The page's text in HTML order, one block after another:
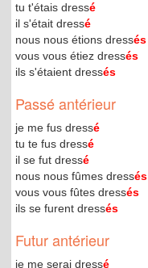
tu t'étais dressé
il s'était dressé
nous nous étions dressés
vous vous étiez dressés
ils s'étaient dressés
Passé antérieur
je me fus dressé
tu te fus dressé
il se fut dressé
nous nous fûmes dressés
vous vous fûtes dressés
ils se furent dressés
Futur antérieur
je me serai dressé